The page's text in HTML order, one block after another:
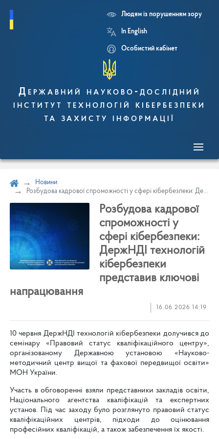
Людям із порушенням зору
In English
Особистий кабінет
Державний науково-дослідний
інститут технологій кібербезпеки
та захисту інформації
Новини
Розбудова кадрової спроможності у сфері кібербезпеки: ДержНДІ технологій кібербезпеки представив ключові напрацювання
Розбудова кадрової
спроможності у
сфері кібербезпеки:
ДержНДІ технологій
кібербезпеки
представив ключові
напрацювання
16.06.2026 14:19
10 червня ДержНДІ технологій кібербезпеки долучився до
семінару «Правовий статус кваліфікаційного центру»,
організованому Державною установою «Науково-
методичний центр вищої та фахової передвищої освіти»
МОН України.
Участь в обговоренні взяли представники закладів освіти,
Національного агентства кваліфікацій та експертних
установ. Під час заходу було розглянуто правовий статус
кваліфікаційних центрів, підходи до оцінювання
професійних кваліфікацій, а також забезпечення їх якості.